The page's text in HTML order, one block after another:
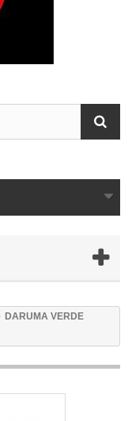
DARUMA VERDE